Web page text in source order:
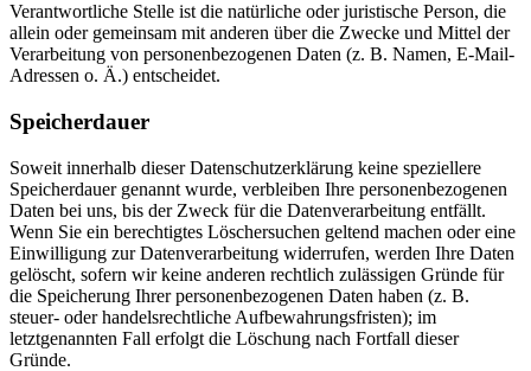
Verantwortliche Stelle ist die natürliche oder juristische Person, die
allein oder gemeinsam mit anderen über die Zwecke und Mittel der
Verarbeitung von personenbezogenen Daten (z. B. Namen, E-Mail-
Adressen o. Ä.) entscheidet.
Speicherdauer
Soweit innerhalb dieser Datenschutzerklärung keine speziellere
Speicherdauer genannt wurde, verbleiben Ihre personenbezogenen
Daten bei uns, bis der Zweck für die Datenverarbeitung entfällt.
Wenn Sie ein berechtigtes Löschersuchen geltend machen oder eine
Einwilligung zur Datenverarbeitung widerrufen, werden Ihre Daten
gelöscht, sofern wir keine anderen rechtlich zulässigen Gründe für
die Speicherung Ihrer personenbezogenen Daten haben (z. B.
steuer- oder handelsrechtliche Aufbewahrungsfristen); im
letztgenannten Fall erfolgt die Löschung nach Fortfall dieser
Gründe.